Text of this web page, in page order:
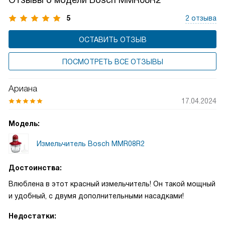
5 2 отзыва
ОСТАВИТЬ ОТЗЫВ
ПОСМОТРЕТЬ ВСЕ ОТЗЫВЫ
Ариана
17.04.2024
Модель:
Измельчитель Bosch MMR08R2
Достоинства:
Влюблена в этот красный измельчитель! Он такой мощный
и удобный, с двумя дополнительными насадками!
Недостатки: